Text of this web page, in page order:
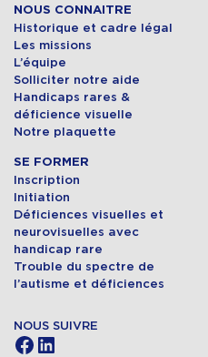
NOUS CONNAITRE
Historique et cadre légal
Les missions
L’équipe
Solliciter notre aide
Handicaps rares &
déficience visuelle
Notre plaquette
SE FORMER
Inscription
Initiation
Déficiences visuelles et
neurovisuelles avec
handicap rare
Trouble du spectre de
l’autisme et déficiences
NOUS SUIVRE
Facebook LinkedIn